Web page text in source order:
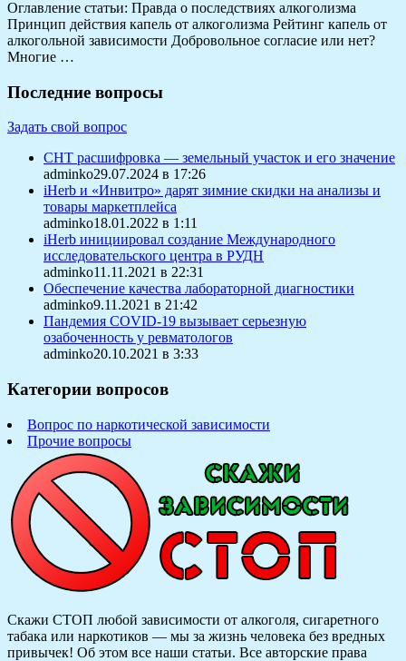
Оглавление статьи: Правда о последствиях алкоголизма
Принцип действия капель от алкоголизма Рейтинг капель от
алкогольной зависимости Добровольное согласие или нет?
Многие …
Последние вопросы
Задать свой вопрос
СНТ расшифровка — земельный участок и его значение
adminko29.07.2024 в 17:26
iHerb и «Инвитро» дарят зимние скидки на анализы и
товары маркетплейса
adminko18.01.2022 в 1:11
iHerb инициировал создание Международного
исследовательского центра в РУДН
adminko11.11.2021 в 22:31
Обеспечение качества лабораторной диагностики
adminko9.11.2021 в 21:42
Пандемия COVID-19 вызывает серьезную
озабоченность у ревматологов
adminko20.10.2021 в 3:33
Категории вопросов
Вопрос по наркотической зависимости
Прочие вопросы
Скажи СТОП любой зависимости от алкоголя, сигаретного
табака или наркотиков — мы за жизнь человека без вредных
привычек! Об этом все наши статьи. Все авторские права